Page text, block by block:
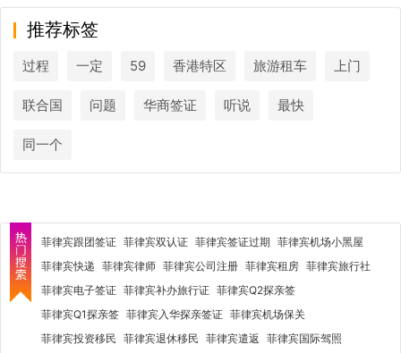
推荐标签
过程 一定 59 香港特区 旅游租车 上门
联合国 问题 华商签证 听说 最快
同一个
菲律宾跟团签证 菲律宾双认证 菲律宾签证过期 菲律宾机场小黑屋
菲律宾快递 菲律宾律师 菲律宾公司注册 菲律宾租房 菲律宾旅行社
菲律宾电子签证 菲律宾补办旅行证 菲律宾Q2探亲签
菲律宾Q1探亲签 菲律宾入华探亲签证 菲律宾机场保关
菲律宾投资移民 菲律宾退休移民 菲律宾遣返 菲律宾国际驾照